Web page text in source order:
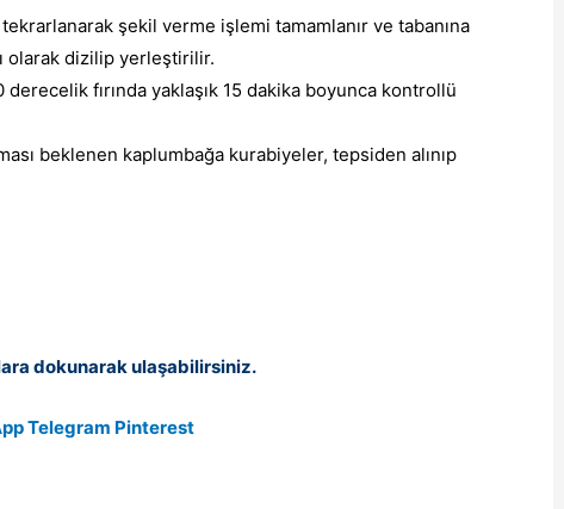
şekil verme işlemi tamamlanır ve tabanına
olarak dizilip yerleştirilir.
derecelik fırında yaklaşık 15 dakika boyunca kontrollü
beklenen kaplumbağa kurabiyeler, tepsiden alınıp
dokunarak ulaşabilirsiniz.
Telegram Pinterest